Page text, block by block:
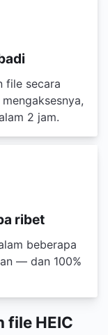
file secara
2 jam.
ribet
beberapa
— dan 100%
file HEIC